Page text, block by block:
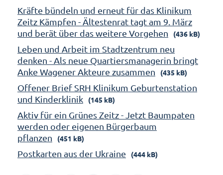
Kräfte bündeln und erneut für das Klinikum
Zeitz Kämpfen - Ältestenrat tagt am 9. März
und berät über das weitere Vorgehen
(436 kB)
Leben und Arbeit im Stadtzentrum neu
denken - Als neue Quartiersmanagerin bringt
Anke Wagener Akteure zusammen
(435 kB)
Offener Brief SRH Klinikum Geburtenstation
und Kinderklinik
(145 kB)
Aktiv für ein Grünes Zeitz - Jetzt Baumpaten
werden oder eigenen Bürgerbaum
pflanzen
(451 kB)
Postkarten aus der Ukraine (444 kB)